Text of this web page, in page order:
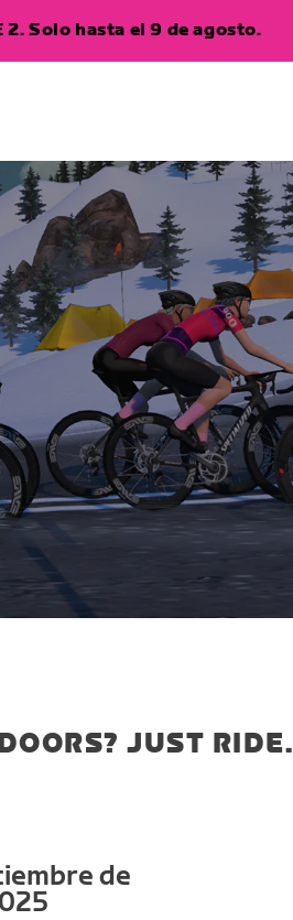
2. Solo hasta el 9 de agosto.
JUST RIDE.
de